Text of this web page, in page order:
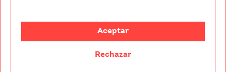
mm 2026
Aceptar
Rechazar